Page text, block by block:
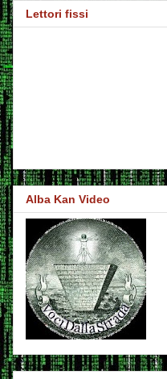
Lettori fissi
Alba Kan Video